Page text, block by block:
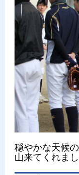
穏やかな天候
山来てくれま